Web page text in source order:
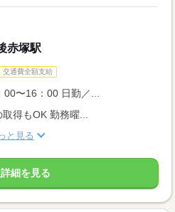
赤塚駅
交通費全額支給
00〜16：00 日勤／...
得もOK 勤務曜...
と見る
細を見る